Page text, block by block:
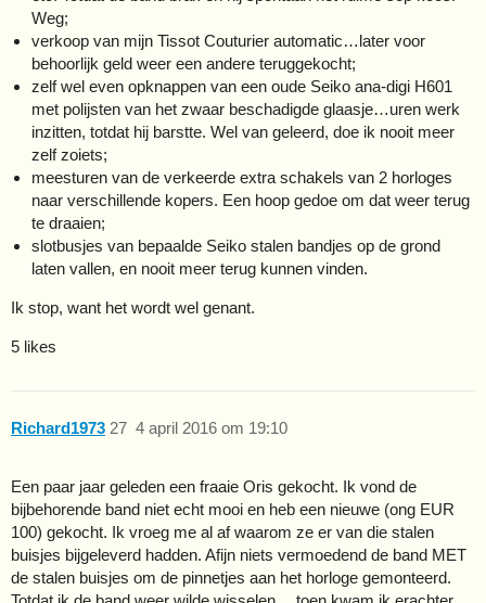
Weg;
verkoop van mijn Tissot Couturier automatic…later voor
behoorlijk geld weer een andere teruggekocht;
zelf wel even opknappen van een oude Seiko ana-digi H601
met polijsten van het zwaar beschadigde glaasje…uren werk
inzitten, totdat hij barstte. Wel van geleerd, doe ik nooit meer
zelf zoiets;
meesturen van de verkeerde extra schakels van 2 horloges
naar verschillende kopers. Een hoop gedoe om dat weer terug
te draaien;
slotbusjes van bepaalde Seiko stalen bandjes op de grond
laten vallen, en nooit meer terug kunnen vinden.
Ik stop, want het wordt wel genant.
5 likes
Richard1973 4 april 2016 om 19:10
27
Een paar jaar geleden een fraaie Oris gekocht. Ik vond de
bijbehorende band niet echt mooi en heb een nieuwe (ong EUR
100) gekocht. Ik vroeg me al af waarom ze er van die stalen
buisjes bijgeleverd hadden. Afijn niets vermoedend de band MET
de stalen buisjes om de pinnetjes aan het horloge gemonteerd.